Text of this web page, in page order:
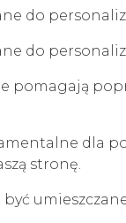
do
do
pomagają
dla
stronę.
być